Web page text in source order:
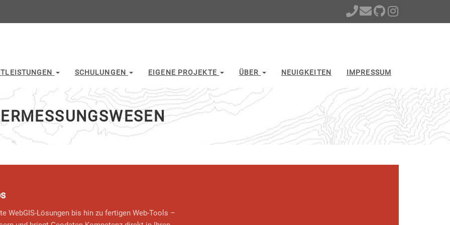
SCHULUNGEN EIGENE PROJEKTE ÜBER NEUIGKEITEN IMPRESSUM
WebGIS-Lösungen bis hin zu fertigen Web-Tools –